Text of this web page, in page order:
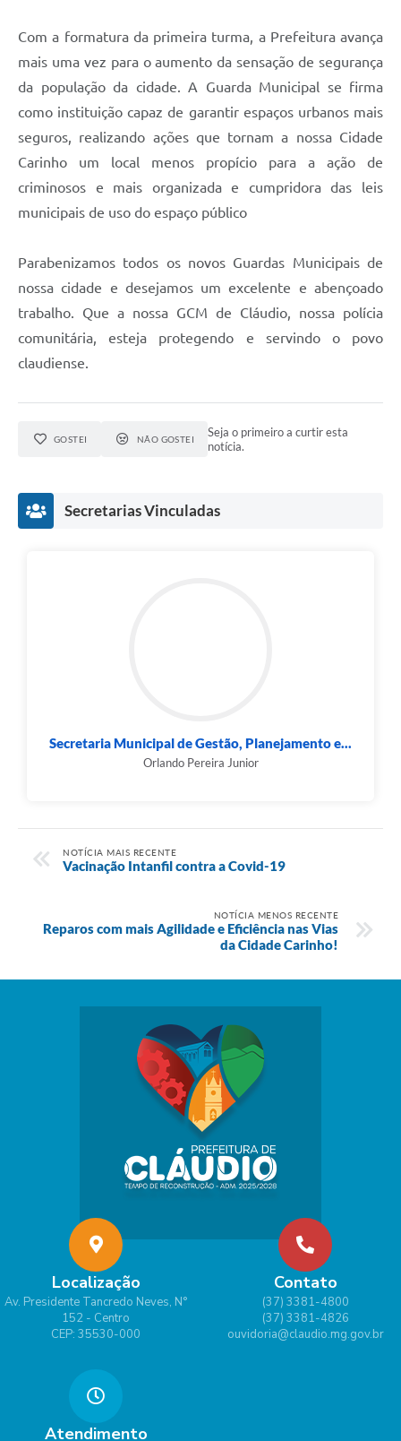
Com a formatura da primeira turma, a Prefeitura avança
mais uma vez para o aumento da sensação de segurança
da população da cidade. A Guarda Municipal se firma
como instituição capaz de garantir espaços urbanos mais
seguros, realizando ações que tornam a nossa Cidade
Carinho um local menos propício para a ação de
criminosos e mais organizada e cumpridora das leis
municipais de uso do espaço público
Parabenizamos todos os novos Guardas Municipais de
nossa cidade e desejamos um excelente e abençoado
trabalho. Que a nossa GCM de Cláudio, nossa polícia
comunitária, esteja protegendo e servindo o povo
claudiense.
GOSTEI NÃO GOSTEI
Seja o primeiro a curtir esta
notícia.
Secretarias Vinculadas
Secretaria Municipal de Gestão, Planejamento e...
Orlando Pereira Junior
NOTÍCIA MAIS RECENTE
Vacinação Intanfil contra a Covid-19
NOTÍCIA MENOS RECENTE
Reparos com mais Agilidade e Eficiência nas Vias
da Cidade Carinho!
Localização
Av. Presidente Tancredo Neves, N°
152 - Centro
CEP: 35530-000
Contato
(37) 3381-4800
(37) 3381-4826
ouvidoria@claudio.mg.gov.br
Atendimento